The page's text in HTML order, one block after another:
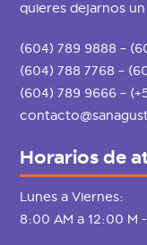
quieres dejarnos
(604) 789 9888 –
(604) 788 7768 –
(604) 789 9666 –
Horarios de
Lunes a Viernes:
8:00 AM a 12:00 M